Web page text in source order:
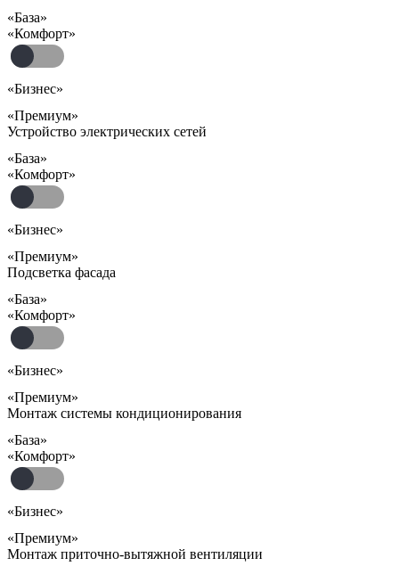
«База»
«Комфорт»
«Бизнес»
«Премиум»
Устройство электрических сетей
«База»
«Комфорт»
«Бизнес»
«Премиум»
Подсветка фасада
«База»
«Комфорт»
«Бизнес»
«Премиум»
Монтаж системы кондиционирования
«База»
«Комфорт»
«Бизнес»
«Премиум»
Монтаж приточно-вытяжной вентиляции